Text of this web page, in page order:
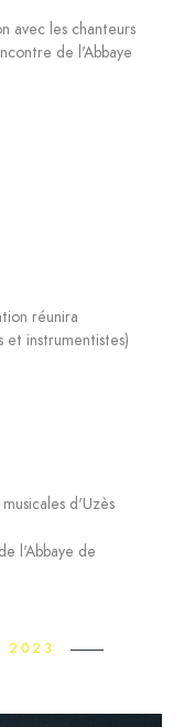
avec les chanteurs
de l'Abbaye
réunira
instrumentistes)
d'Uzès
l'Abbaye de
2023